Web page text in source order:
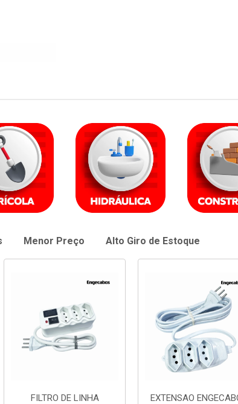
Menor Preço Alto Giro de Estoque
EXTENSAO ENGECABOS
EXTENSAO